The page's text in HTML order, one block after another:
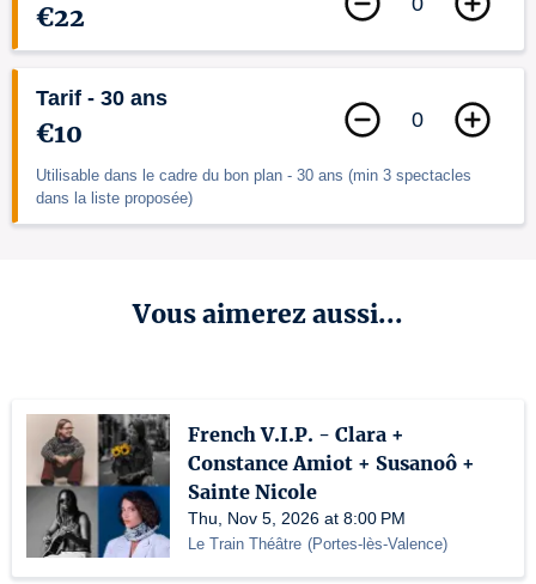
€22
Tarif - 30 ans
€10
Utilisable dans le cadre du bon plan - 30 ans (min 3 spectacles
dans la liste proposée)
0
Vous aimerez aussi...
French V.I.P. - Clara +
Constance Amiot + Susanoô +
Sainte Nicole
Thu, Nov 5, 2026 at 8:00 PM
Le Train Théâtre (Portes-lès-Valence)